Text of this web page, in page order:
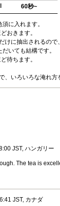
60秒~
に入れます。
おきます。
けに抽出されるので、
いても結構です。
待ちます。
、いろいろな淹れ
JST, ハンガリー
The tea is
JST, カナダ